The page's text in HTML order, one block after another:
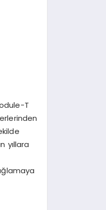
T
yıllara